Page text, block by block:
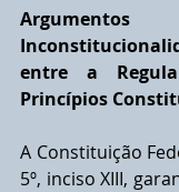
entre a
Princípios
A Constituição
5º, inciso XIII,